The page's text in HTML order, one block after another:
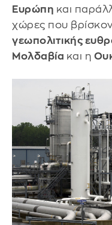
Ευρώπη και
χώρες που
γεωπολιτικής
Μολδαβία και η